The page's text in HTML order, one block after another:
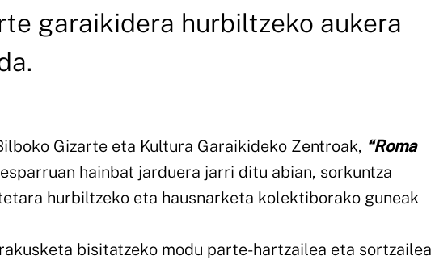
garaikidera hurbiltzeko aukera
Gizarte eta Kultura Garaikideko Zentroak, “Roma
hainbat jarduera jarri ditu abian, sorkuntza
hurbiltzeko eta hausnarketa kolektiborako guneak
bisitatzeko modu parte-hartzailea eta sortzailea